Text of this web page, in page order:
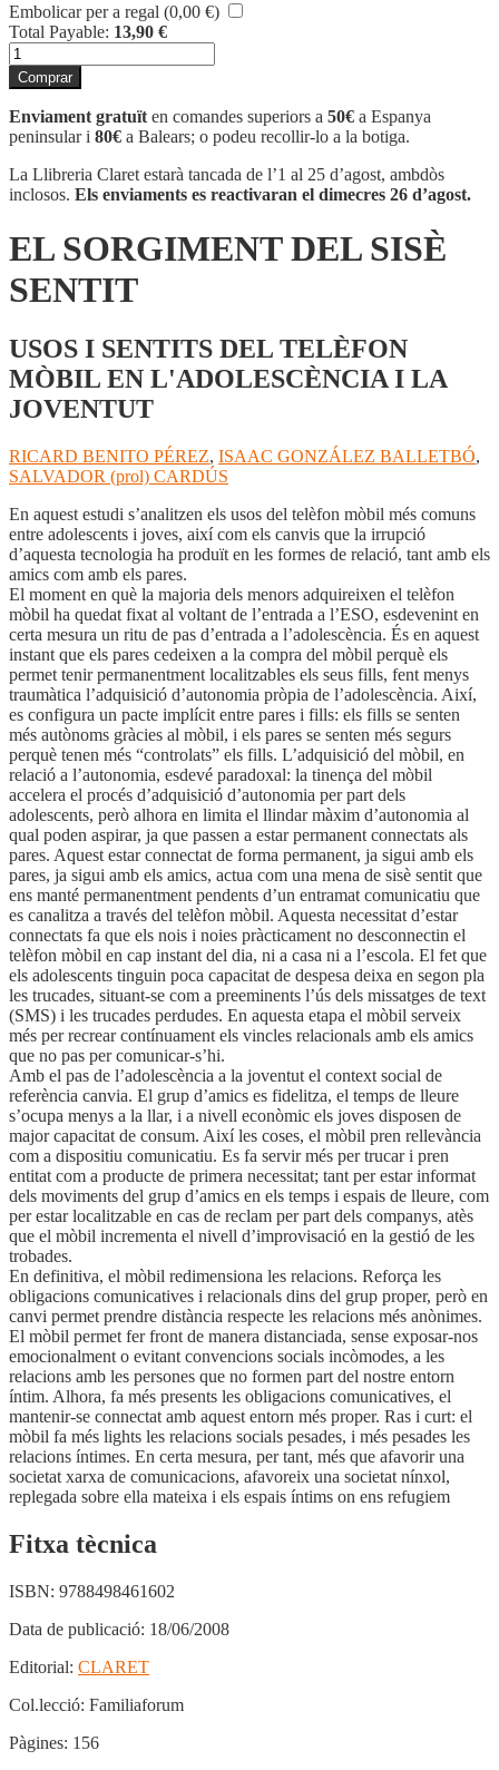
Embolicar per a regal (0,00 €)
Total Payable: 13,90 €
quantitat
de
EL
SORGIMENT
DEL
SISÈ
SENTIT
Comprar
Enviament gratuït en comandes superiors a 50€ a Espanya
peninsular i 80€ a Balears; o podeu recollir-lo a la botiga.
La Llibreria Claret estarà tancada de l’1 al 25 d’agost, ambdòs
inclosos. Els enviaments es reactivaran el dimecres 26 d’agost.
EL SORGIMENT DEL SISÈ
SENTIT
USOS I SENTITS DEL TELÈFON
MÒBIL EN L'ADOLESCÈNCIA I LA
JOVENTUT
RICARD BENITO PÉREZ, ISAAC GONZÁLEZ BALLETBÓ,
SALVADOR (prol) CARDÚS
En aquest estudi s’analitzen els usos del telèfon mòbil més comuns
entre adolescents i joves, així com els canvis que la irrupció
d’aquesta tecnologia ha produït en les formes de relació, tant amb els
amics com amb els pares.
El moment en què la majoria dels menors adquireixen el telèfon
mòbil ha quedat fixat al voltant de l’entrada a l’ESO, esdevenint en
certa mesura un ritu de pas d’entrada a l’adolescència. És en aquest
instant que els pares cedeixen a la compra del mòbil perquè els
permet tenir permanentment localitzables els seus fills, fent menys
traumàtica l’adquisició d’autonomia pròpia de l’adolescència. Així,
es configura un pacte implícit entre pares i fills: els fills se senten
més autònoms gràcies al mòbil, i els pares se senten més segurs
perquè tenen més “controlats” els fills. L’adquisició del mòbil, en
relació a l’autonomia, esdevé paradoxal: la tinença del mòbil
accelera el procés d’adquisició d’autonomia per part dels
adolescents, però alhora en limita el llindar màxim d’autonomia al
qual poden aspirar, ja que passen a estar permanent connectats als
pares. Aquest estar connectat de forma permanent, ja sigui amb els
pares, ja sigui amb els amics, actua com una mena de sisè sentit que
ens manté permanentment pendents d’un entramat comunicatiu que
es canalitza a través del telèfon mòbil. Aquesta necessitat d’estar
connectats fa que els nois i noies pràcticament no desconnectin el
telèfon mòbil en cap instant del dia, ni a casa ni a l’escola. El fet que
els adolescents tinguin poca capacitat de despesa deixa en segon pla
les trucades, situant-se com a preeminents l’ús dels missatges de text
(SMS) i les trucades perdudes. En aquesta etapa el mòbil serveix
més per recrear contínuament els vincles relacionals amb els amics
que no pas per comunicar-s’hi.
Amb el pas de l’adolescència a la joventut el context social de
referència canvia. El grup d’amics es fidelitza, el temps de lleure
s’ocupa menys a la llar, i a nivell econòmic els joves disposen de
major capacitat de consum. Així les coses, el mòbil pren rellevància
com a dispositiu comunicatiu. Es fa servir més per trucar i pren
entitat com a producte de primera necessitat; tant per estar informat
dels moviments del grup d’amics en els temps i espais de lleure, com
per estar localitzable en cas de reclam per part dels companys, atès
que el mòbil incrementa el nivell d’improvisació en la gestió de les
trobades.
En definitiva, el mòbil redimensiona les relacions. Reforça les
obligacions comunicatives i relacionals dins del grup proper, però en
canvi permet prendre distància respecte les relacions més anònimes.
El mòbil permet fer front de manera distanciada, sense exposar-nos
emocionalment o evitant convencions socials incòmodes, a les
relacions amb les persones que no formen part del nostre entorn
íntim. Alhora, fa més presents les obligacions comunicatives, el
mantenir-se connectat amb aquest entorn més proper. Ras i curt: el
mòbil fa més lights les relacions socials pesades, i més pesades les
relacions íntimes. En certa mesura, per tant, més que afavorir una
societat xarxa de comunicacions, afavoreix una societat nínxol,
replegada sobre ella mateixa i els espais íntims on ens refugiem
Fitxa tècnica
ISBN: 9788498461602
Data de publicació: 18/06/2008
Editorial: CLARET
Col.lecció: Familiaforum
Pàgines: 156